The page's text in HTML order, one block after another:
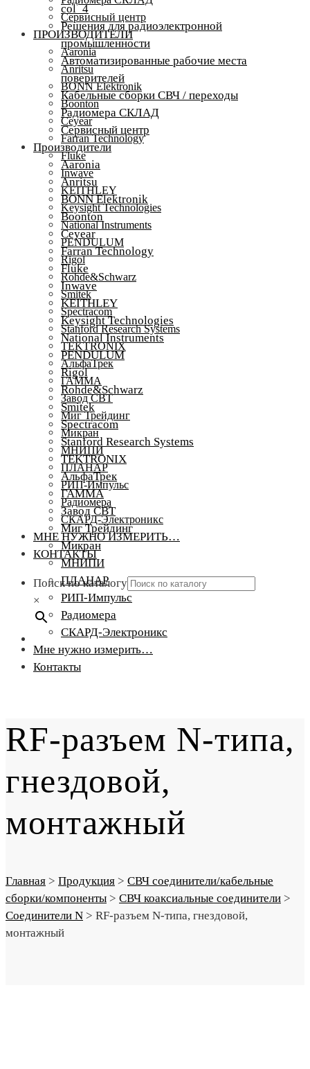
Сервисный центр
ПРОИЗВОДИТЕЛИ
Aaronia
Anritsu
BONN Elektronik
Boonton
Ceyear
Farran Technology
Fluke
Inwave
KEITHLEY
Keysight Technologies
National Instruments
PENDULUM
Rigol
Rohde&Schwarz
Smitek
Spectracom
Stanford Research Systems
TEKTRONIX
АльфаТрек
ГАММА
Завод СВТ
Миг Трейдинг
Микран
МНИПИ
ПЛАНАР
РИП-Импульс
Радиомера
СКАРД-Электроникс
МНЕ НУЖНО ИЗМЕРИТЬ…
КОНТАКТЫ
Поиск по каталогу
×
col_4
Решения для радиоэлектронной
промышленности
Автоматизированные рабочие места
поверителей
Кабельные сборки СВЧ / переходы
Радиомера СКЛАД
Сервисный центр
Производители
Aaronia
Anritsu
BONN Elektronik
Boonton
Ceyear
Farran Technology
Fluke
Inwave
KEITHLEY
Keysight Technologies
National Instruments
PENDULUM
Rigol
Rohde&Schwarz
Smitek
Spectracom
Stanford Research Systems
TEKTRONIX
АльфаТрек
ГАММА
Завод СВТ
Миг Трейдинг
Микран
МНИПИ
ПЛАНАР
РИП-Импульс
Радиомера
СКАРД-Электроникс
Мне нужно измерить…
Контакты
RF-разъем N-типа,
гнездовой,
монтажный
Главная > Продукция > СВЧ соединители/кабельные
сборки/компоненты > СВЧ коаксиальные соединители >
Соединители N > RF-разъем N-типа, гнездовой,
монтажный